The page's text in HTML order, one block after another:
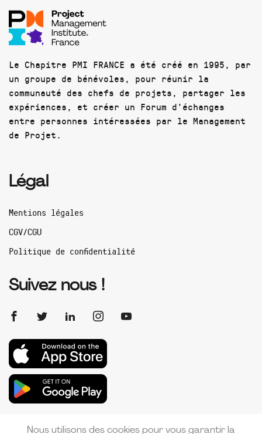
Le Chapitre PMI FRANCE a été créé en 1995, par
un groupe de bénévoles, pour réunir la
communauté des chefs de projets, partager les
expériences, et créer un Forum d'échanges
entre personnes intéressées par le Management
de Projet.
Légal
Mentions légales
CGV/CGU
Politique de confidentialité
Suivez nous !
Nous utilisons des cookies pour vous garantir la